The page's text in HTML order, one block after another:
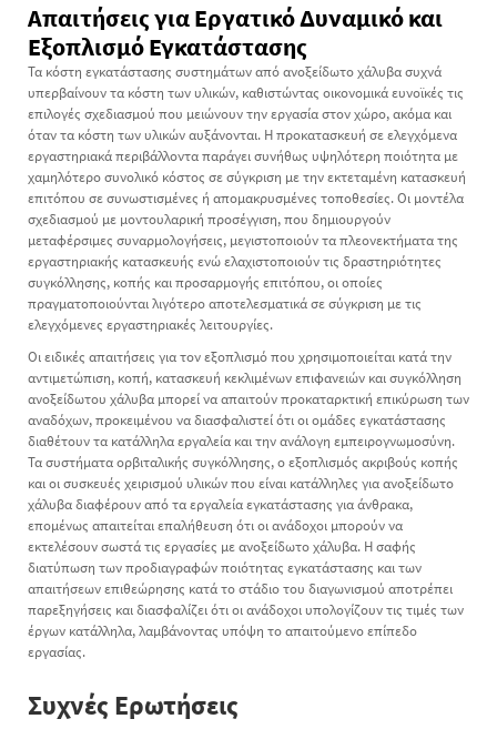
Απαιτήσεις για Εργατικό Δυναμικό και
Εξοπλισμό Εγκατάστασης
Τα κόστη εγκατάστασης συστημάτων από ανοξείδωτο χάλυβα συχνά
υπερβαίνουν τα κόστη των υλικών, καθιστώντας οικονομικά ευνοϊκές τις
επιλογές σχεδιασμού που μειώνουν την εργασία στον χώρο, ακόμα και
όταν τα κόστη των υλικών αυξάνονται. Η προκατασκευή σε ελεγχόμενα
εργαστηριακά περιβάλλοντα παράγει συνήθως υψηλότερη ποιότητα με
χαμηλότερο συνολικό κόστος σε σύγκριση με την εκτεταμένη κατασκευή
επιτόπου σε συνωστισμένες ή απομακρυσμένες τοποθεσίες. Οι μοντέλα
σχεδιασμού με μοντουλαρική προσέγγιση, που δημιουργούν
μεταφέρσιμες συναρμολογήσεις, μεγιστοποιούν τα πλεονεκτήματα της
εργαστηριακής κατασκευής ενώ ελαχιστοποιούν τις δραστηριότητες
συγκόλλησης, κοπής και προσαρμογής επιτόπου, οι οποίες
πραγματοποιούνται λιγότερο αποτελεσματικά σε σύγκριση με τις
ελεγχόμενες εργαστηριακές λειτουργίες.
Οι ειδικές απαιτήσεις για τον εξοπλισμό που χρησιμοποιείται κατά την
αντιμετώπιση, κοπή, κατασκευή κεκλιμένων επιφανειών και συγκόλληση
ανοξείδωτου χάλυβα μπορεί να απαιτούν προκαταρκτική επικύρωση των
αναδόχων, προκειμένου να διασφαλιστεί ότι οι ομάδες εγκατάστασης
διαθέτουν τα κατάλληλα εργαλεία και την ανάλογη εμπειρογνωμοσύνη.
Τα συστήματα ορβιταλικής συγκόλλησης, ο εξοπλισμός ακριβούς κοπής
και οι συσκευές χειρισμού υλικών που είναι κατάλληλες για ανοξείδωτο
χάλυβα διαφέρουν από τα εργαλεία εγκατάστασης για άνθρακα,
επομένως απαιτείται επαλήθευση ότι οι ανάδοχοι μπορούν να
εκτελέσουν σωστά τις εργασίες με ανοξείδωτο χάλυβα. Η σαφής
διατύπωση των προδιαγραφών ποιότητας εγκατάστασης και των
απαιτήσεων επιθεώρησης κατά το στάδιο του διαγωνισμού αποτρέπει
παρεξηγήσεις και διασφαλίζει ότι οι ανάδοχοι υπολογίζουν τις τιμές των
έργων κατάλληλα, λαμβάνοντας υπόψη το απαιτούμενο επίπεδο
εργασίας.
Συχνές Ερωτήσεις